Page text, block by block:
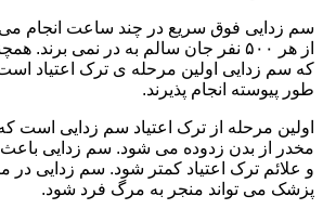
از هر ۵۰۰ نفر جان سالم به در نمی برند.
که سم زدایی اولین مرحله ی ترک اعتیاد است
طور پیوسته انجام پذیرند.
اولین مرحله از ترک اعتیاد سم زدایی است
مخدر از بدن زدوده می شود. سم زدایی
و علائم ترک اعتیاد کمتر شود. سم زدایی در
پزشک می تواند منجر به مرگ فرد شود.